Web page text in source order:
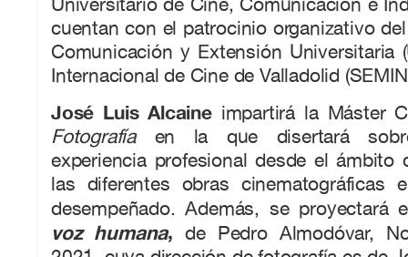
cuentan con el patrocinio organizativo
Comunicación y Extensión Universitaria
Internacional de Cine de Valladolid
José Luis Alcaineimpartirá la Máster
Fotografíaen la que disertará
experiencia profesional desde el ámbito
las diferentes obras
desempeñado. Además, se proyectará
voz humana, de Pedro Almodóvar,